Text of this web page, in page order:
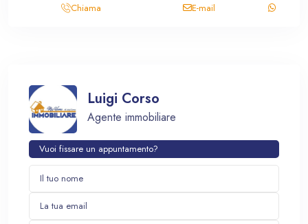
Chiama E-mail
Luigi Corso
Agente immobiliare
Vuoi fissare un appuntamento?